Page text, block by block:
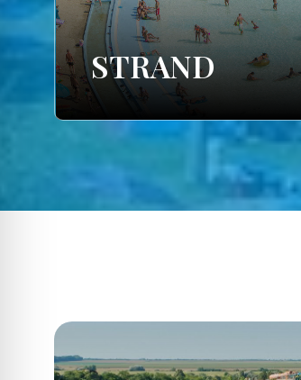
STRAND